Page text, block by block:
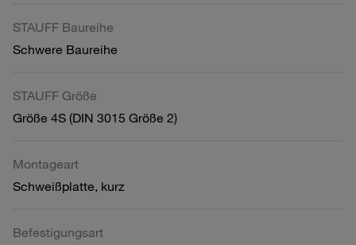
STAUFF Baureihe
Schwere Baureihe
STAUFF Größe
Größe 4S (DIN 3015 Größe 2)
Montageart
Schweißplatte, kurz
Befestigungsart